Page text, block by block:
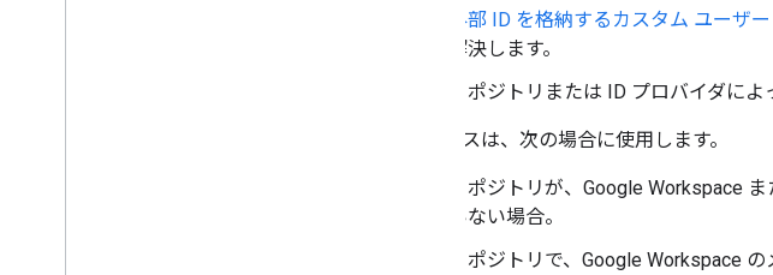
外部 ID を格納するカスタム ユーザ
解決します。
リポジトリまたは ID プロバイダに
ID ソースは、次の場合に使用します。
リポジトリが、Google Workspace
いない場合。
リポジトリで、Google Workspace